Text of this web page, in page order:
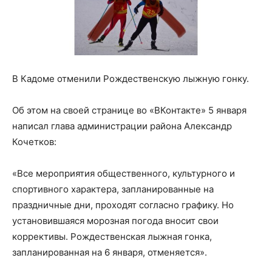
В Кадоме отменили Рождественскую лыжную гонку.
Об этом на своей странице во «ВКонтакте» 5 января
написал глава администрации района Александр
Кочетков:
«Все мероприятия общественного, культурного и
спортивного характера, запланированные на
праздничные дни, проходят согласно графику. Но
установившаяся морозная погода вносит свои
коррективы. Рождественская лыжная гонка,
запланированная на 6 января, отменяется».